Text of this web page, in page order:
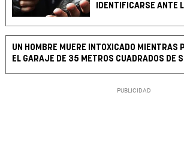
IDENTIFICARSE ANTE
UN HOMBRE MUERE INTOXICADO MIENTRAS
EL GARAJE DE 35 METROS CUADRADOS DE